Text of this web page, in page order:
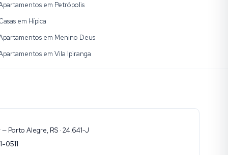
em Petrópolis
em Hípica
em Menino Deus
em Vila Ipiranga
Porto Alegre, RS · 24.641-J
0511